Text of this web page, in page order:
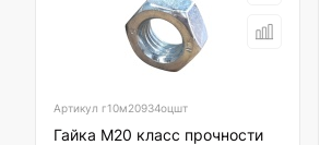
Артикул г10м20934оцшт
Гайка М20 класс прочности